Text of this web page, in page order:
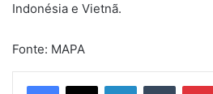
Indonésia e Vietnã.
Fonte: MAPA
LinkedinTumblr